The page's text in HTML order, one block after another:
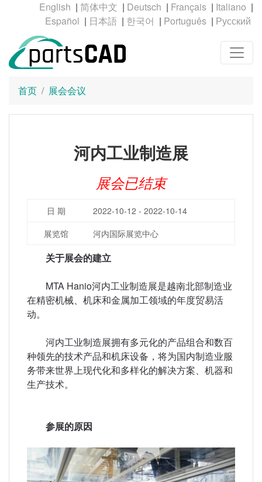
| | | |
|
|
| | |
首页 展会会议
河内工业制造展
展会已结束
日 期
2022-10-12 - 2022-10-14
展览馆
河内国际展览中心
关于展会的建立
MTA Hanio河内工业制造展是越南北部制造业
在精密机械、机床和金属加工领域的年度贸易活
动。
河内工业制造展拥有多元化的产品组合和数百
种领先的技术产品和机床设备，将为国内制造业服
务带来世界上现代化和多样化的解决方案、机器和
生产技术。
参展的原因